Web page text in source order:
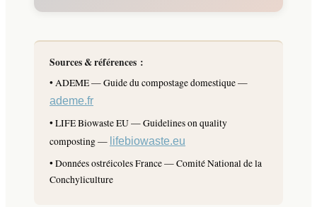
Sources & références :
• ADEME — Guide du compostage domestique —
ademe.fr
• LIFE Biowaste EU — Guidelines on quality
composting — lifebiowaste.eu
• Données ostréicoles France — Comité National de la
Conchyliculture